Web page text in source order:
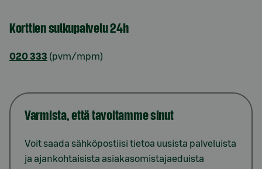
Korttien sulkupalvelu 24h
020 333 (pvm/mpm)
Varmista, että tavoitamme sinut
Voit saada sähköpostiisi tietoa uusista palveluista
ja ajankohtaisista asiakasomistajaeduista